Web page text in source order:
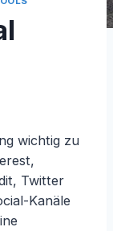
wichtig zu
Twitter
Kanäle